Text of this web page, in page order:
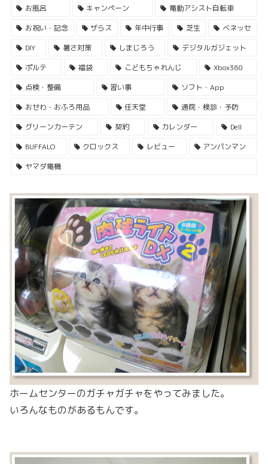
お風呂
キャンペーン
電動アシスト自転車
お祝い・記念
ザらス 年中行事 芝生
ベネッセ
DIY
暑さ対策 しまじろう
デジタルガジェット
ポルテ
福袋 こどもちゃれんじ
Xbox360
点検・整備
習い事
ソフト・App
おせわ・おふろ用品
任天堂
通院・検診・予防
グリーンカーテン
契約 カレンダー
Dell
BUFFALO
クロックス レビュー
アンパンマン
ヤマダ電機
ホームセンターのガチャガチャをやってみました。
いろんなものがあるもんです。